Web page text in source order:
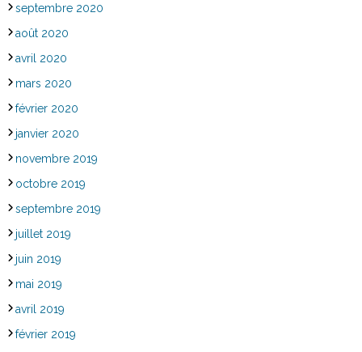
septembre 2020
août 2020
avril 2020
mars 2020
février 2020
janvier 2020
novembre 2019
octobre 2019
septembre 2019
juillet 2019
juin 2019
mai 2019
avril 2019
février 2019